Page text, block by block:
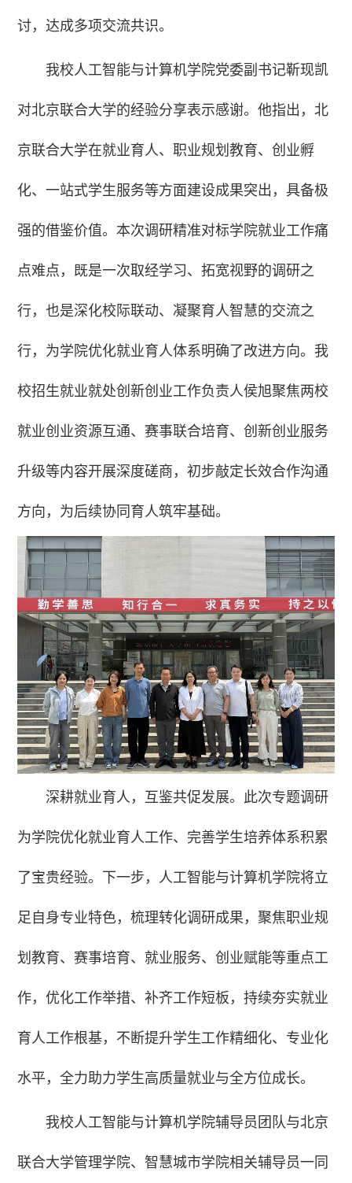
讨，达成多项交流共识。
我校人工智能与计算机学院党委副书记靳现凯
对北京联合大学的经验分享表示感谢。他指出，北
京联合大学在就业育人、职业规划教育、创业孵
化、一站式学生服务等方面建设成果突出，具备极
强的借鉴价值。本次调研精准对标学院就业工作痛
点难点，既是一次取经学习、拓宽视野的调研之
行，也是深化校际联动、凝聚育人智慧的交流之
行，为学院优化就业育人体系明确了改进方向。我
校招生就业就处创新创业工作负责人侯旭聚焦两校
就业创业资源互通、赛事联合培育、创新创业服务
升级等内容开展深度磋商，初步敲定长效合作沟通
方向，为后续协同育人筑牢基础。
深耕就业育人，互鉴共促发展。此次专题调研
为学院优化就业育人工作、完善学生培养体系积累
了宝贵经验。下一步，人工智能与计算机学院将立
足自身专业特色，梳理转化调研成果，聚焦职业规
划教育、赛事培育、就业服务、创业赋能等重点工
作，优化工作举措、补齐工作短板，持续夯实就业
育人工作根基，不断提升学生工作精细化、专业化
水平，全力助力学生高质量就业与全方位成长。
我校人工智能与计算机学院辅导员团队与北京
联合大学管理学院、智慧城市学院相关辅导员一同